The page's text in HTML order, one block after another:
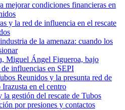
mejorar condiciones financieras en
y la red de influencia en el rescate
de la amenaza: cuando los
Miguel Ángel Figueroa, bajo
influencias en SEPI
Reunidos y la presunta red de
en el centro
gestión del rescate de Tubos
por presiones y contactos